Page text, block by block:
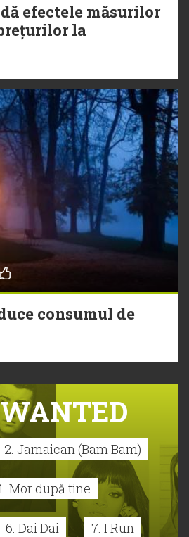
efectele măsurilor
la
consumul de
2. Jamaican (Bam Bam)
Mor după tine
6. Dai Dai 7. I Run